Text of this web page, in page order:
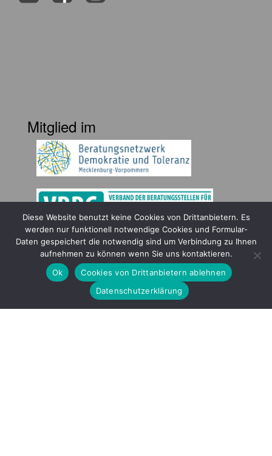
Mitglied im
Gefördert durch
Diese Website benutzt keine Cookies von Drittanbietern. Es
werden nur funktionell notwendige Cookies und Formular-
Daten gespeichert die notwendig sind um Verbindung zu Ihnen
aufnehmen zu können wenn Sie uns kontaktieren.
Ok
Cookies von Drittanbietern ablehnen
Datenschutzerklärung